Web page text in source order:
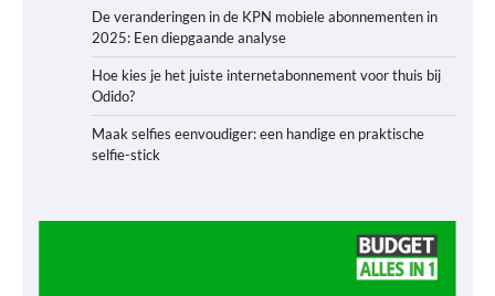
De veranderingen in de KPN mobiele abonnementen in
2025: Een diepgaande analyse
Hoe kies je het juiste internetabonnement voor thuis bij
Odido?
Maak selfies eenvoudiger: een handige en praktische
selfie-stick